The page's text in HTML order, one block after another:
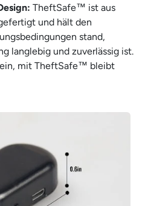
TheftSafe™ ist aus
und hält den
stand,
langlebig und zuverlässig ist.
mit TheftSafe™ bleibt